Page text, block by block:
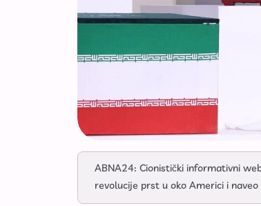
ABNA24: Cionistički informativni
revolucije prst u oko Americi i